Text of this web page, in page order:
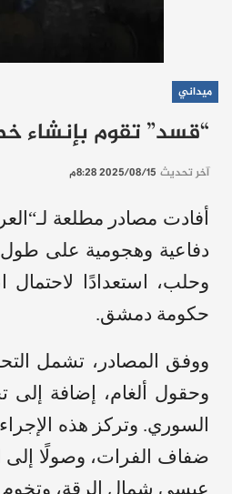
ميداني
“قسد” تقوم بإنشاء
آخر تحديث 2025/08/15 8:28م
أفادت مصادر مطلعة
دفاعية وهجومية على
وحلب، استعدادًا
حكومة دمشق.
ووفق المصادر، تشمل
وحقول ألغام، إضافة
السوري. وتركز هذه
ضفاف الفرات، وصولًا إلى
عيسى شمال الرقة،